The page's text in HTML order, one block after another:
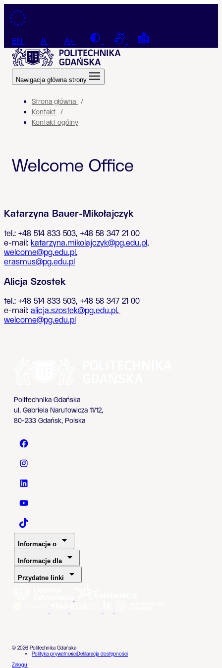
Przejdź do treści
EN A A+ Contrast Connection with a sign
Tekst łatwy do
Nawigacja główna strony
Strona główna
Kontakt
Kontakt ogólny
Welcome Office
Katarzyna Bauer-Mikołajczyk
tel.: +48 514 833 503, +48 58 347 21 00
e-mail: katarzyna.mikolajczyk@pg.edu.pl,
welcome@pg.edu.pl,
erasmus@pg.edu.pl
Alicja Szostek
tel.: +48 514 833 503, +48 58 347 21 00
e-mail: alicja.szostek@pg.edu.pl,
welcome@pg.edu.pl
Politechnika Gdańska
ul. Gabriela Narutowicza 11/12,
80-233 Gdańsk, Polska
Politechnika Gdańska - Facebook
Politechnika Gdańska - Instagram
Politechnika Gdańska - LinkedIn
Politechnika Gdańska - YouTube
Politechnika Gdańska - TaikTok
Informacje o
Informacje dla
Przydatne linki
© 2026 Politechnika Gdańska
Polityka prywatnościDeklaracja dostępności
Zaloguj